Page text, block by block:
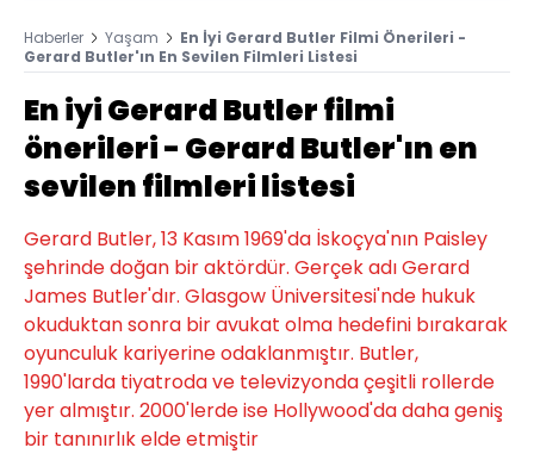
Haberler Yaşam
En İyi Gerard Butler Filmi Önerileri -
Gerard Butler'ın En Sevilen Filmleri Listesi
En iyi Gerard Butler filmi
önerileri - Gerard Butler'ın en
sevilen filmleri listesi
Gerard Butler, 13 Kasım 1969'da İskoçya'nın Paisley
şehrinde doğan bir aktördür. Gerçek adı Gerard
James Butler'dır. Glasgow Üniversitesi'nde hukuk
okuduktan sonra bir avukat olma hedefini bırakarak
oyunculuk kariyerine odaklanmıştır. Butler,
1990'larda tiyatroda ve televizyonda çeşitli rollerde
yer almıştır. 2000'lerde ise Hollywood'da daha geniş
bir tanınırlık elde etmiştir